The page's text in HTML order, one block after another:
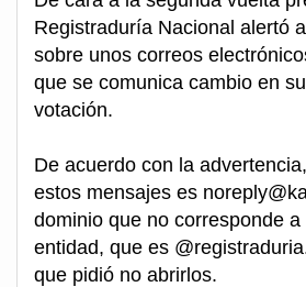
Registraduría Nacional alertó
sobre unos correos
que se comunica cambio en
votación.
De acuerdo con la
estos mensajes es
dominio que no corresponde
entidad, que es
que pidió no abrirlos.